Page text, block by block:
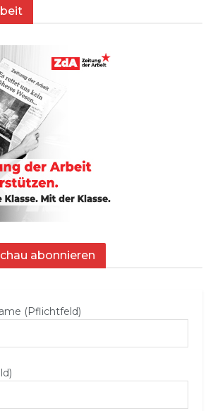
abonnieren
(Pflichtfeld)